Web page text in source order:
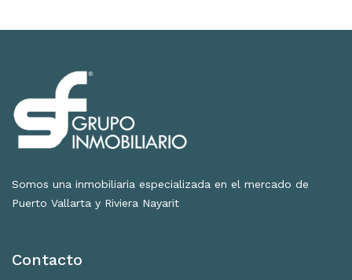
Somos una inmobiliaria especializada en el mercado de
Puerto Vallarta y Riviera Nayarit
Contacto